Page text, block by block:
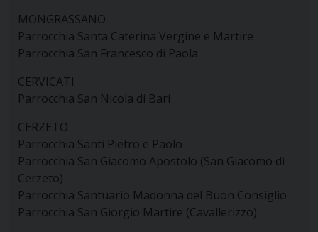
MONGRASSANO
Parrocchia Santa Caterina Vergine e Martire
Parrocchia San Francesco di Paola
CERVICATI
Parrocchia San Nicola di Bari
CERZETO
Parrocchia Santi Pietro e Paolo
Parrocchia San Giacomo Apostolo (San Giacomo di
Cerzeto)
Parrocchia Santuario Madonna del Buon Consiglio
Parrocchia San Giorgio Martire (Cavallerizzo)